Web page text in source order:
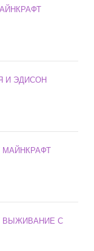
И ЭДИСОН
МАЙНКРАФТ
ВЫЖИВАНИЕ С